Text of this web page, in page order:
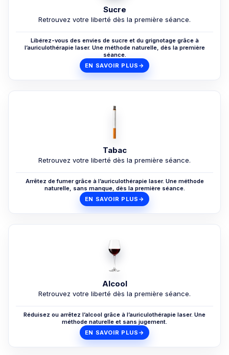
Sucre
Retrouvez votre liberté dès la première séance.
Libérez-vous des envies de sucre et du grignotage grâce à
l’auriculothérapie laser. Une méthode naturelle, dès la première
séance.
EN SAVOIR PLUS →
Tabac
Retrouvez votre liberté dès la première séance.
Arrêtez de fumer grâce à l’auriculothérapie laser. Une méthode
naturelle, sans manque, dès la première séance.
EN SAVOIR PLUS →
Alcool
Retrouvez votre liberté dès la première séance.
Réduisez ou arrêtez l’alcool grâce à l’auriculothérapie laser. Une
méthode naturelle et sans jugement.
EN SAVOIR PLUS →